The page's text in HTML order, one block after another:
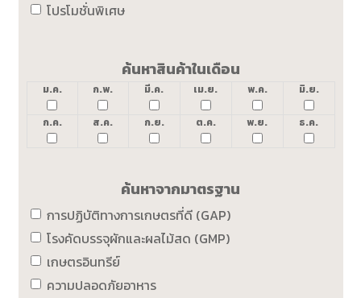
โปรโมชั่นพิเศษ
ค้นหาสินค้าในเดือน
ม.ค. ก.พ. มี.ค. เม.ย. พ.ค. มิ.ย.
ก.ค. ส.ค. ก.ย. ต.ค. พ.ย. ธ.ค.
ค้นหาจากมาตรฐาน
การปฏิบัติทางการเกษตรที่ดี (GAP)
โรงคัดบรรจุผักและผลไม้สด (GMP)
เกษตรอินทรีย์
ความปลอดภัยอาหาร